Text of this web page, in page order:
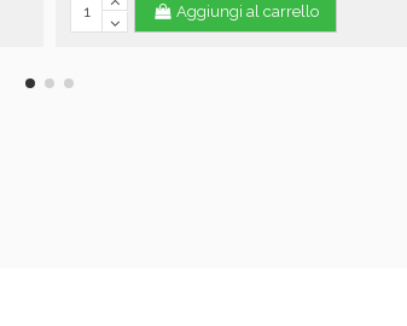
Aggiungi al carrello